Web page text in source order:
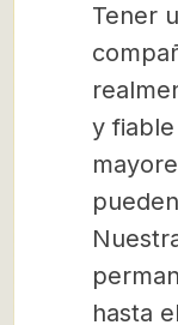
Tener
y
hasta